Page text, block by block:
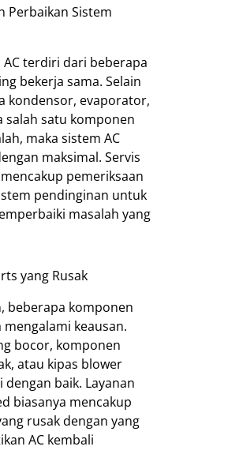
Perbaikan Sistem
terdiri dari beberapa
bekerja sama. Selain
kondensor, evaporator,
salah satu komponen
maka sistem AC
maksimal. Servis
pemeriksaan
pendinginan untuk
masalah yang
yang Rusak
beberapa komponen
mengalami keausan.
bocor, komponen
atau kipas blower
baik. Layanan
biasanya mencakup
rusak dengan yang
AC kembali